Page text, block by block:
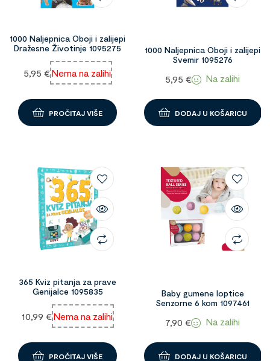
1000 Naljepnica Oboji i zalijepi
Dražesne Životinje 1095275
5,95 €Nema na zalihi
PROČITAJ VIŠE
1000 Naljepnica Oboji i zalijepi
Svemir 1095276
5,95 € Na zalihi
DODAJ U KOŠARICU
365 Kviz pitanja za prave
Genijalce 1095835
10,99 €Nema na zalihi
PROČITAJ VIŠE
Baby gumene loptice
Senzorne 6 kom 1097461
7,90€ Na zalihi
DODAJ U KOŠARICU